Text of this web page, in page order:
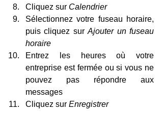
Cliquez sur Calendrier
Sélectionnez votre fuseau horaire,
puis cliquez sur Ajouter un fuseau
horaire
Entrez les heures où votre
entreprise est fermée ou si vous ne
pouvez pas répondre aux
messages
Cliquez sur Enregistrer